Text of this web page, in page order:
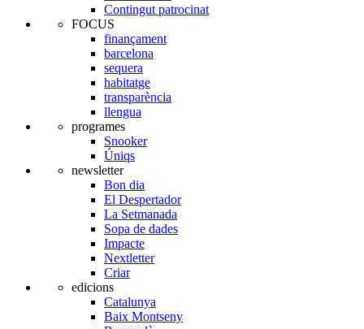
Contingut patrocinat
FOCUS
finançament
barcelona
sequera
habitatge
transparència
llengua
programes
Snooker
Úniqs
newsletter
Bon dia
El Despertador
La Setmanada
Sopa de dades
Impacte
Nextletter
Criar
edicions
Catalunya
Baix Montseny